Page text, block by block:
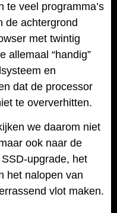
te veel programma’s
de achtergrond
met twintig
allemaal “handig”
en
dat de processor
te oververhitten.
we daarom niet
ook naar de
upgrade, het
het nalopen van
vlot maken.